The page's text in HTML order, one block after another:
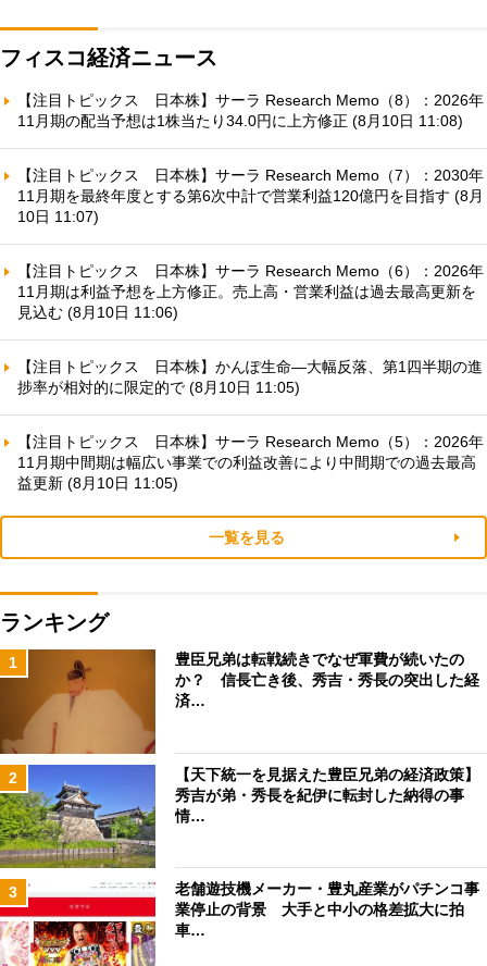
フィスコ経済ニュース
【注目トピックス 日本株】サーラ Research Memo（8）：2026年
11月期の配当予想は1株当たり34.0円に上方修正 (8月10日 11:08)
【注目トピックス 日本株】サーラ Research Memo（7）：2030年
11月期を最終年度とする第6次中計で営業利益120億円を目指す (8月
10日 11:07)
【注目トピックス 日本株】サーラ Research Memo（6）：2026年
11月期は利益予想を上方修正。売上高・営業利益は過去最高更新を
見込む (8月10日 11:06)
【注目トピックス 日本株】かんぽ生命—大幅反落、第1四半期の進
捗率が相対的に限定的で (8月10日 11:05)
【注目トピックス 日本株】サーラ Research Memo（5）：2026年
11月期中間期は幅広い事業での利益改善により中間期での過去最高
益更新 (8月10日 11:05)
一覧を見る
ランキング
1
豊臣兄弟は転戦続きでなぜ軍費が続いたの
か？ 信長亡き後、秀吉・秀長の突出した経
済…
2
【天下統一を見据えた豊臣兄弟の経済政策】
秀吉が弟・秀長を紀伊に転封した納得の事
情…
3
老舗遊技機メーカー・豊丸産業がパチンコ事
業停止の背景 大手と中小の格差拡大に拍
車…